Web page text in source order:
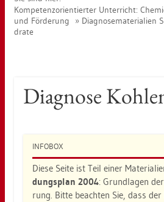
Kom­pe­tenz­ori­en­tier­ter Un­ter­richt:
und För­de­rung
Dia­gno­se­ma­te­ria­li­en
dra­te
Dia­gno­se
IN­FO­BOX
Diese Seite ist Teil einer
dungs­plan 2004: Grund­la­gen
rung. Bitte be­ach­ten Sie, dass